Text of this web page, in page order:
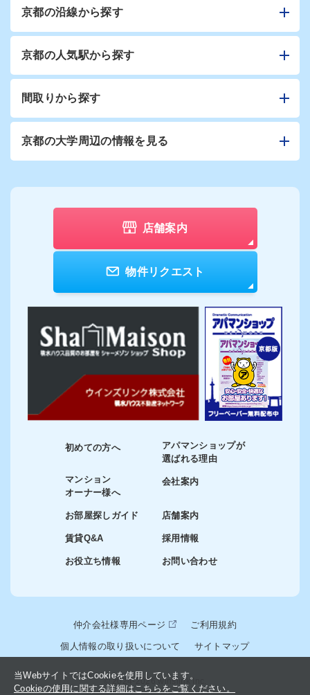
京都の沿線から探す
京都の人気駅から探す
間取りから探す
京都の大学周辺の情報を見る
店舗案内
物件リクエスト
初めての方へ
マンション
オーナー様へ
お部屋探しガイド
賃貸Q&A
お役立ち情報
アパマンショップが
選ばれる理由
会社案内
店舗案内
採用情報
お問い合わせ
仲介会社様専用ページ ご利用規約
個人情報の取り扱いについて サイトマップ
© 2024-2026 winslink Inc.
当WebサイトではCookieを使用しています。
Cookieの使用に関する詳細はこちらをご覧ください。